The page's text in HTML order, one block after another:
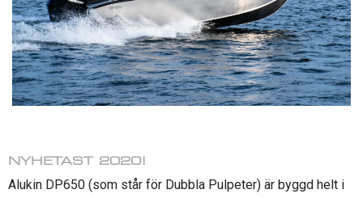
NYHETAST 2020!
Alukin DP650 (som står för Dubbla Pulpeter) är byggd helt i